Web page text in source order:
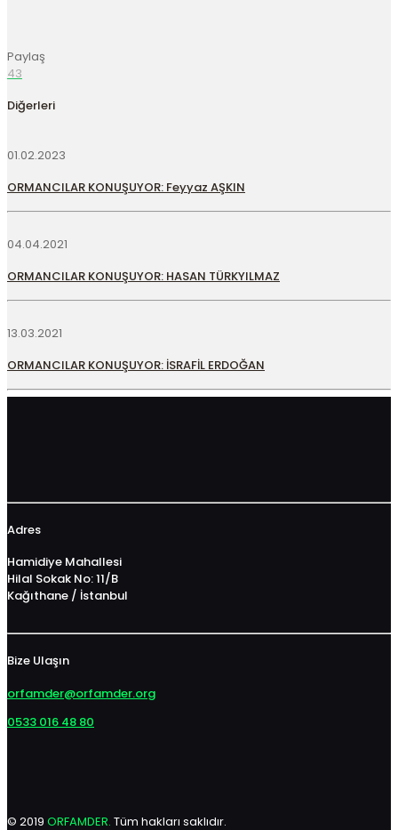
Paylaş
43
Diğerleri
01.02.2023
ORMANCILAR KONUŞUYOR: Feyyaz AŞKIN
04.04.2021
ORMANCILAR KONUŞUYOR: HASAN TÜRKYILMAZ
13.03.2021
ORMANCILAR KONUŞUYOR: İSRAFİL ERDOĞAN
Adres
Hamidiye Mahallesi
Hilal Sokak No: 11/B
Kağıthane / İstanbul
Bize Ulaşın
orfamder@orfamder.org
0533 016 48 80
© 2019 ORFAMDER. Tüm hakları saklıdır.